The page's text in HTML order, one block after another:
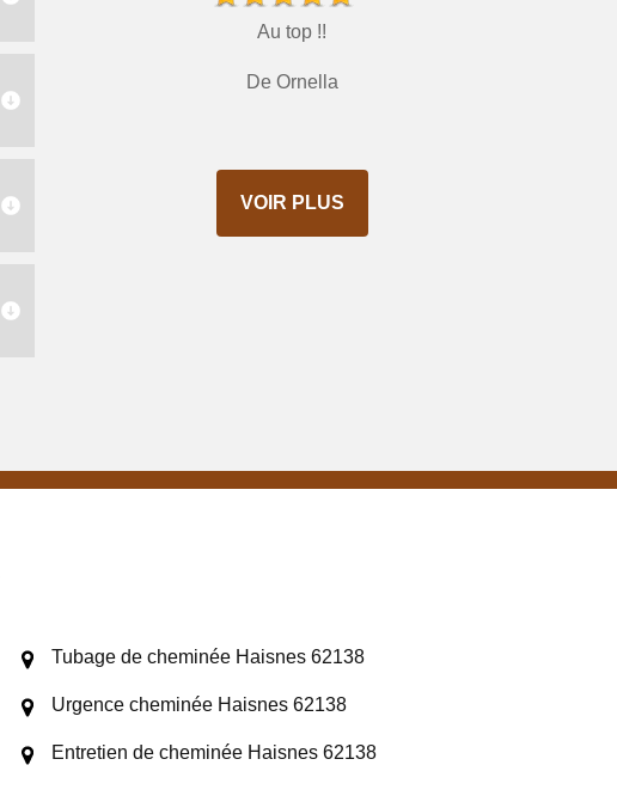
Au top !!
De Ornella
VOIR PLUS
Tubage de cheminée Haisnes 62138
Urgence cheminée Haisnes 62138
Entretien de cheminée Haisnes 62138